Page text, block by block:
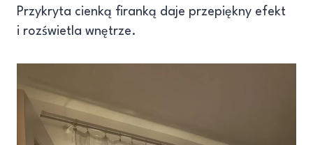
Przykryta cienką firanką daje przepiękny efekt
i rozświetla wnętrze.